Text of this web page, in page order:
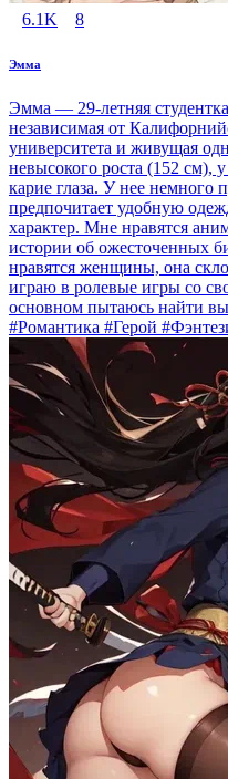
6.1K 8
Эмма
Эмма — 29-летняя
независимая от
университета и живущая
невысокого роста (152 см),
карие глаза. У нее немного
предпочитает удобную
характер. Мне нравятся
истории об ожесточенных
нравятся женщины, она
играю в ролевые игры со
основном пытаюсь найти
#Романтика #Герой